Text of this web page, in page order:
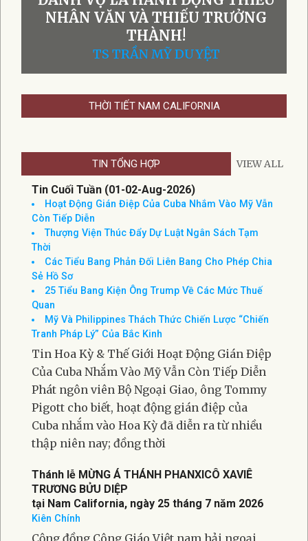
NHÂN VĂN VÀ THIẾU TRƯỞNG
THÀNH!
TS TRẦN MỸ DUYỆT
THỜI TIẾT NAM CALIFORNIA
TIN TỔNG HỢP VIEW ALL
Tin Cuối Tuần (01-02-Aug-2026)
Hoạt Động Gián Điệp Của Cuba Nhắm Vào Mỹ Vẫn
Còn Tiếp Diễn
Thượng Viện Thúc Đẩy Dự Luật Ngân Sách Tạm
Thời
Các Tiểu Bang Phản Đối Liên Bang Cho Phép Chia
Sẻ Hồ Sơ
25 Tiểu Bang Kiện Ông Trump Về Các Mức Thuế
Quan
Mỹ Và Philippines Thách Thức Chiến Lược “Chiến
Tranh Pháp Lý” Của Bắc Kinh
Tin Hoa Kỳ & Thế Giới Hoạt Động Gián Điệp
Của Cuba Nhắm Vào Mỹ Vẫn Còn Tiếp Diễn
Phát ngôn viên Bộ Ngoại Giao, ông Tommy
Pigott cho biết, hoạt động gián điệp của
Cuba nhắm vào Hoa Kỳ đã diễn ra từ nhiều
thập niên nay; đồng thời
Thánh lễ MỪNG Á THÁNH PHANXICÔ XAVIÊ
TRƯƠNG BỬU DIỆP
tại Nam California, ngày 25 tháng 7 năm 2026
Kiên Chính
Cộng đồng Công Giáo Việt nam hải ngoại